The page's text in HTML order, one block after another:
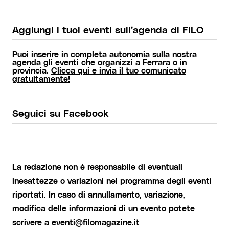
Aggiungi i tuoi eventi sull’agenda di FILO
Puoi inserire in completa autonomia sulla nostra
agenda gli eventi che organizzi a Ferrara o in
provincia. Clicca qui e invia il tuo comunicato
gratuitamente!
Seguici su Facebook
La redazione non è responsabile di eventuali
inesattezze o variazioni nel programma degli eventi
riportati. In caso di annullamento, variazione,
modifica delle informazioni di un evento potete
scrivere a eventi@filomagazine.it